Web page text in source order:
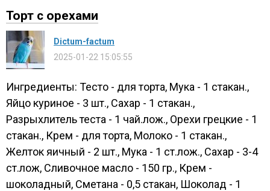
Торт с орехами
Dictum-factum
2025-01-22 15:05:55
Ингредиенты: Тесто - для торта, Мука - 1 стакан.,
Яйцо куриное - 3 шт., Сахар - 1 стакан.,
Разрыхлитель теста - 1 чай.лож., Орехи грецкие - 1
стакан., Крем - для торта, Молоко - 1 стакан.,
Желток яичный - 2 шт., Мука - 1 ст.лож., Сахар - 3-4
ст.лож, Сливочное масло - 150 гр., Крем -
шоколадный, Сметана - 0,5 стакан, Шоколад - 1